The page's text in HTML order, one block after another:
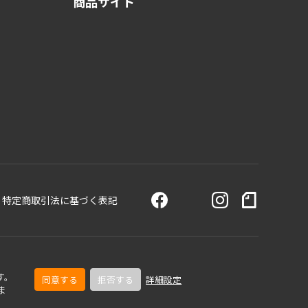
同意する 拒否する 詳細設定
特定商取引法に基づく表記